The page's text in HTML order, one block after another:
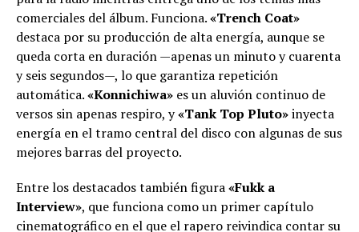
comerciales del álbum. Funciona.«Trench Coat»
destaca por su producción de alta energía, aunque se
queda corta en duración —apenas un minuto y cuarenta
y seis segundos—, lo que garantiza repetición
automática.«Konnichiwa» es un aluvión continuo de
versos sin apenas respiro, y«Tank Top Pluto»inyecta
energía en el tramo central del disco con algunas de sus
mejores barras del proyecto.
Entre los destacados también figura«Fukk a
Interview», que funciona como un primer capítulo
cinematográfico en el que el rapero reivindica contar su